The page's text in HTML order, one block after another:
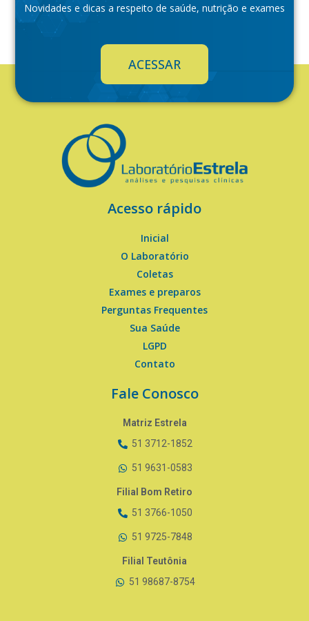
Novidades e dicas a respeito de saúde, nutrição e exames
ACESSAR
Acesso rápido
Inicial
O Laboratório
Coletas
Exames e preparos
Perguntas Frequentes
Sua Saúde
LGPD
Contato
Fale Conosco
Matriz Estrela
51 3712-1852
51 9631-0583
Filial Bom Retiro
51 3766-1050
51 9725-7848
Filial Teutônia
51 98687-8754